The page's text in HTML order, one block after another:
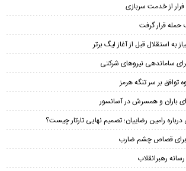
فرار از خدمت سربازی
قرار گرفت
استقلال قبل از آغاز لیگ برتر
ساماندهی نیروهای شرکتی
توافق بر سر تنگه هرمز
باران و همسرش در آسانسور
رامین رضاییان؛ تصمیم نهایی تارتار چیست؟
برای قصاص چشم ضارب
رهبرانقلاب